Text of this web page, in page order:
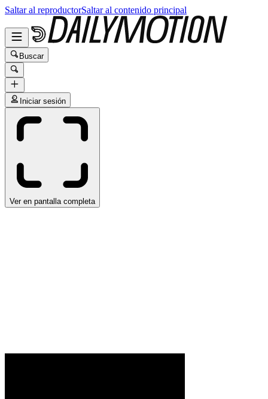
Saltar al reproductorSaltar al contenido principal
Buscar
Iniciar sesión
Ver en pantalla completa